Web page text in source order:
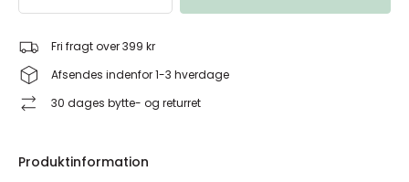
Fri fragt over 399 kr
Afsendes indenfor 1-3 hverdage
30 dages bytte- og returret
Produktinformation